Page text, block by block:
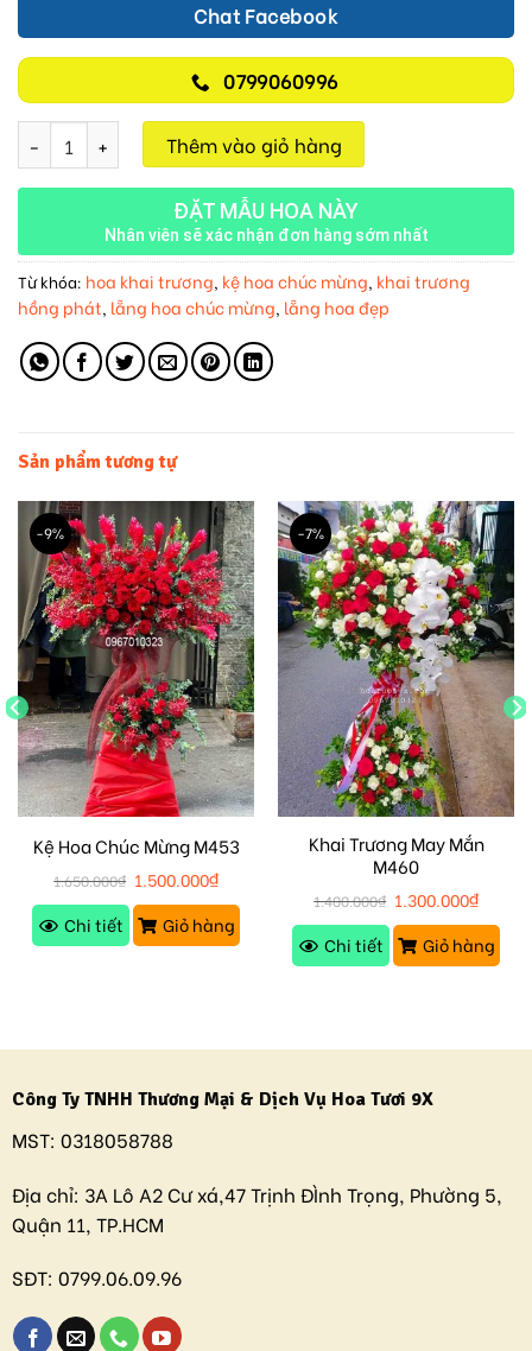
Chat Facebook
0799060996
Hoa Chúc Mừng M509 số lượngThêm vào giỏ hàng
ĐẶT MẪU HOA NÀY
Nhân viên sẽ xác nhận đơn hàng sớm nhất
Từ khóa: hoa khai trương, kệ hoa chúc mừng, khai trương
hồng phát, lẵng hoa chúc mừng, lẵng hoa đẹp
Sản phẩm tương tự
-9%
Kệ Hoa Chúc Mừng M453
1.650.000₫ 1.500.000₫
Chi tiết
Giỏ hàng
-7%
Khai Trương May Mắn
M460
1.400.000₫ 1.300.000₫
Chi tiết
Giỏ hàng
Công Ty TNHH Thương Mại & Dịch Vụ Hoa Tươi 9X
MST: 0318058788
Địa chỉ: 3A Lô A2 Cư xá,47 Trịnh ĐÌnh Trọng, Phường 5,
Quận 11, TP.HCM
SĐT: 0799.06.09.96